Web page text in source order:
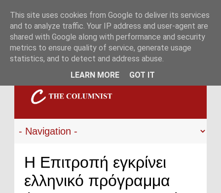
Η Επιτροπή εγκρίνει
ελληνικό πρόγραμμα
This site uses cookies from Google to deliver its services
and to analyze traffic. Your IP address and user-agent are
shared with Google along with performance and security
metrics to ensure quality of service, generate usage
statistics, and to detect and address abuse.
LEARN MORE
GOT IT